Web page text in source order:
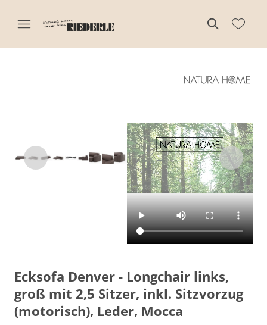
Ecksofa Denver - Longchair links,
groß mit 2,5 Sitzer, inkl. Sitzvorzug
(motorisch), Leder, Mocca